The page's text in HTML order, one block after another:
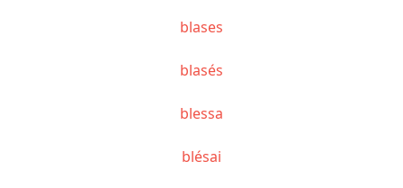
blases
blasés
blessa
blésai